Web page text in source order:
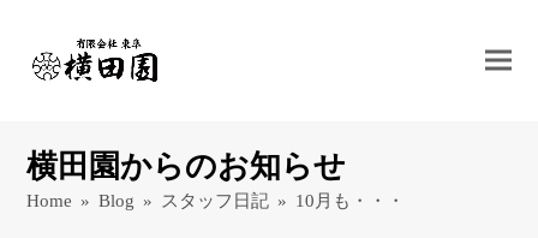
横田園からのお知らせ
Home » Blog » スタッフ日記 » 10月も・・・